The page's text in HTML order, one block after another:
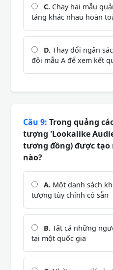
C. Chạy hai mẫu
tảng khác nhau hoàn
D. Thay đổi ngân
đôi mẫu A để xem kết
Câu 9: Trong quảng
tượng 'Lookalike
tương đồng) được
nào?
A. Một danh sách
tượng tùy chỉnh có sẵn
B. Tất cả những
tại một quốc gia